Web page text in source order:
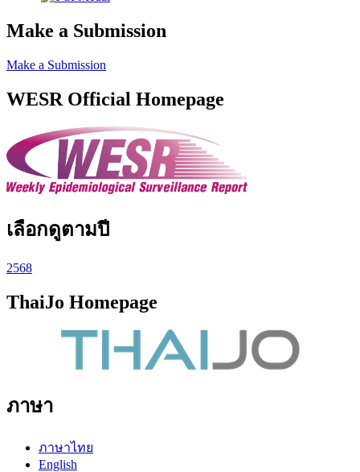
Make a Submission
Make a Submission
WESR Official Homepage
เลือกดูตามปี
2568
ThaiJo Homepage
ภาษา
ภาษาไทย
English